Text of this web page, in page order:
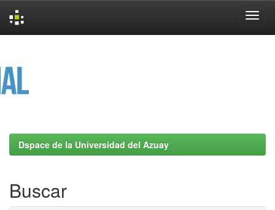
Dspace de la Universidad del Azuay
Buscar